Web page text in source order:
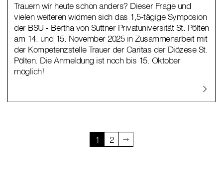
Trauern wir heute schon anders? Dieser Frage und
vielen weiteren widmen sich das 1,5-tägige Symposion
der BSU - Bertha von Suttner Privatuniversität St. Pölten
am 14. und 15. November 2025 in Zusammenarbeit mit
der Kompetenzstelle Trauer der Caritas der Diözese St.
Pölten. Die Anmeldung ist noch bis 15. Oktober
möglich!
1 2